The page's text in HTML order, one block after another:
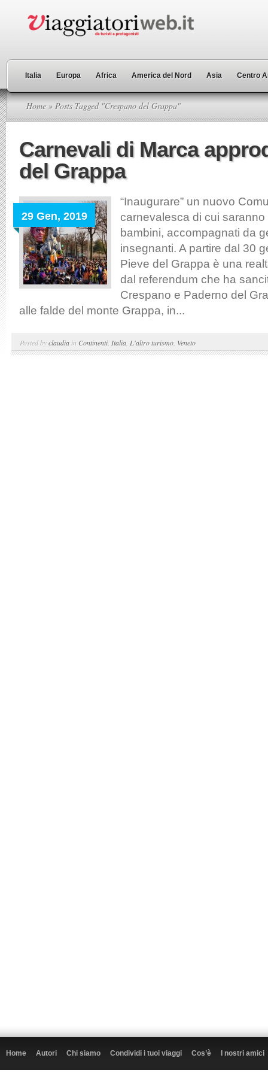
Italia Europa Africa America del Nord Asia Centro
Home » Posts Tagged "Crespano del Grappa"
Carnevali di Marca
del Grappa
29 Gen, 2019
“Inaugurare” un nuovo
carnevalesca di cui saranno
bambini, accompagnati da
insegnanti. A partire dal 30
Pieve del Grappa è una
dal referendum che ha
Crespano e Paderno del
alle falde del monte Grappa, in...
Posted byclaudia in Continenti, Italia L'altro turismo Veneto
Home Autori Chi siamo Condividi i tuoi viaggi Cos’è I nostri amici